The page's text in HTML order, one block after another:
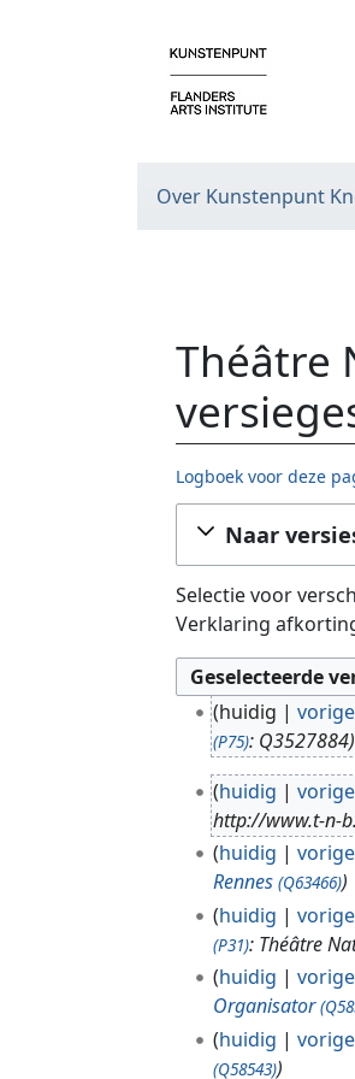
Over Kunstenpunt
Théâtre
Logboek voor deze
Ga naar:navigatie,
Naar
Selectie voor
Verklaring
huidig vorige
(P75): Q3527884
huidig vorige
http://www.t-n-
huidig
vorige
Rennes (Q63466)
huidig vorige
(P31): Théâtre
huidig
vorige
Organisator
huidig vorige
(Q58543)